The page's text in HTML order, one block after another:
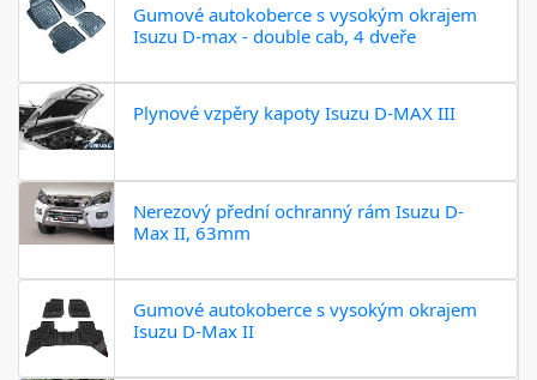
Gumové autokoberce s vysokým okrajem
Isuzu D-max - double cab, 4 dveře
Plynové vzpěry kapoty Isuzu D-MAX III
Nerezový přední ochranný rám Isuzu D-
Max II, 63mm
Gumové autokoberce s vysokým okrajem
Isuzu D-Max II